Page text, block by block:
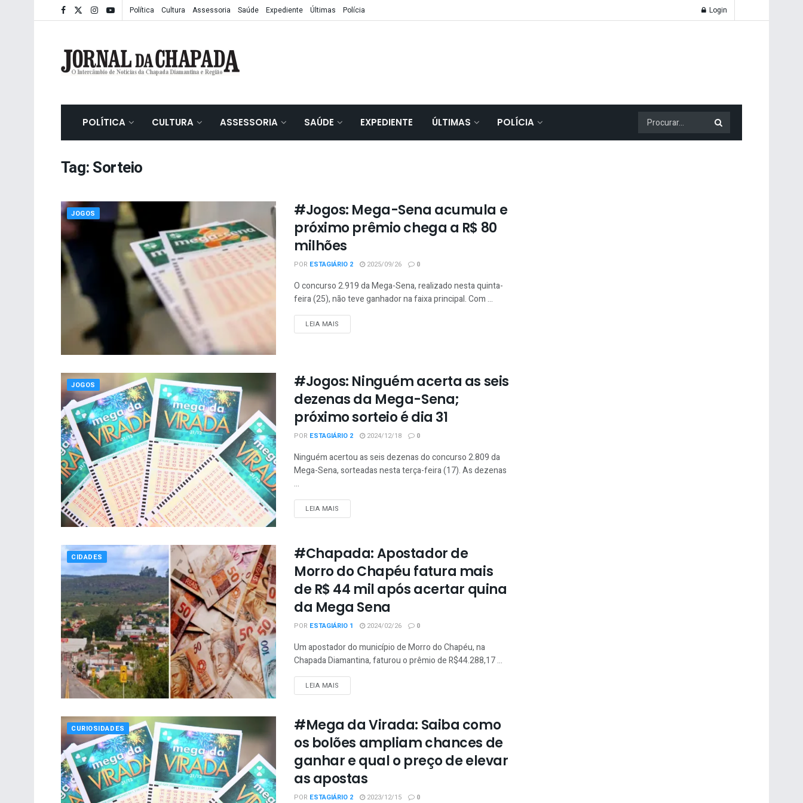
Política Cultura Assessoria Saúde Expediente Últimas Polícia Login
POLÍTICA CULTURA ASSESSORIA SAÚDE EXPEDIENTE ÚLTIMAS POLÍCIA
Tag:Sorteio
JOGOS
#Jogos: Mega-Sena acumula e
próximo prêmio chega a R$ 80
milhões
POR ESTAGIÁRIO 2 2025/09/26 0
O concurso 2.919 da Mega-Sena, realizado nesta quinta-
feira (25), não teve ganhador na faixa principal. Com ...
LEIA MAIS
JOGOS
#Jogos: Ninguém acerta as seis
dezenas da Mega-Sena;
próximo sorteio é dia 31
POR ESTAGIÁRIO 2 2024/12/18 0
Ninguém acertou as seis dezenas do concurso 2.809 da
Mega-Sena, sorteadas nesta terça-feira (17). As dezenas
...
LEIA MAIS
CIDADES
#Chapada: Apostador de
Morro do Chapéu fatura mais
de R$ 44 mil após acertar quina
da Mega Sena
POR ESTAGIÁRIO 1 2024/02/26 0
Um apostador do município de Morro do Chapéu, na
Chapada Diamantina, faturou o prêmio de R$44.288,17 ...
LEIA MAIS
CURIOSIDADES
#Mega da Virada: Saiba como
os bolões ampliam chances de
ganhar e qual o preço de elevar
as apostas
POR ESTAGIÁRIO 2 2023/12/15 0